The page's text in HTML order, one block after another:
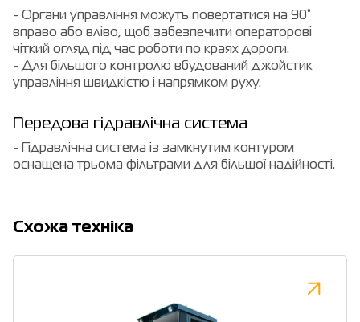
- Органи управління можуть повертатися на 90°
вправо або вліво, щоб забезпечити операторові
чіткий огляд під час роботи по краях дороги.
- Для більшого контролю вбудований джойстик
управління швидкістю і напрямком руху.
Передова гідравлічна система
- Гідравлічна система із замкнутим контуром
оснащена трьома фільтрами для більшої надійності.
Cхожа техніка